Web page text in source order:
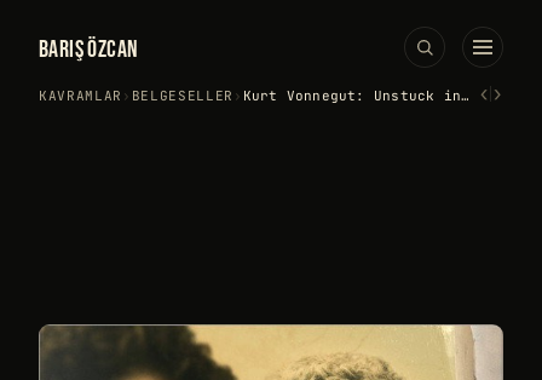
BARIŞ ÖZCAN
KAVRAMLAR › BELGESELLER › Kurt Vonnegut: Unstuck in Time ‹›